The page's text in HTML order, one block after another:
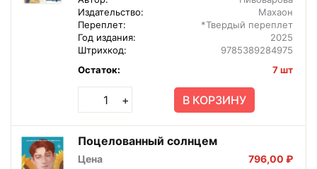
Издательство:
Махаон
Переплет:
*Твердый переплет
Год издания:
2025
Штрихкод:
9785389284975
Остаток:
7 шт
+ В КОРЗИНУ
Поцелованный солнцем
Цена 796,00 ₽